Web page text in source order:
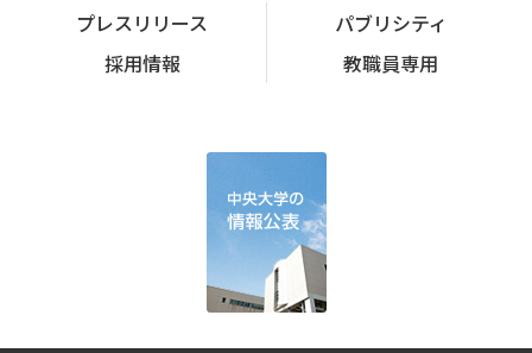
プレスリリース
パブリシティ
採用情報
教職員専用